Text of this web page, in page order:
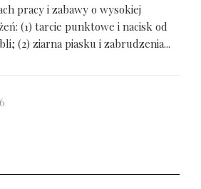
pracy i zabawy o wysokiej
(1) tarcie punktowe i nacisk od
(2) ziarna piasku i zabrudzenia...